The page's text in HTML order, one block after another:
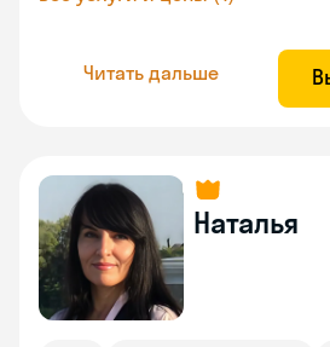
Читать дальше
Наталья